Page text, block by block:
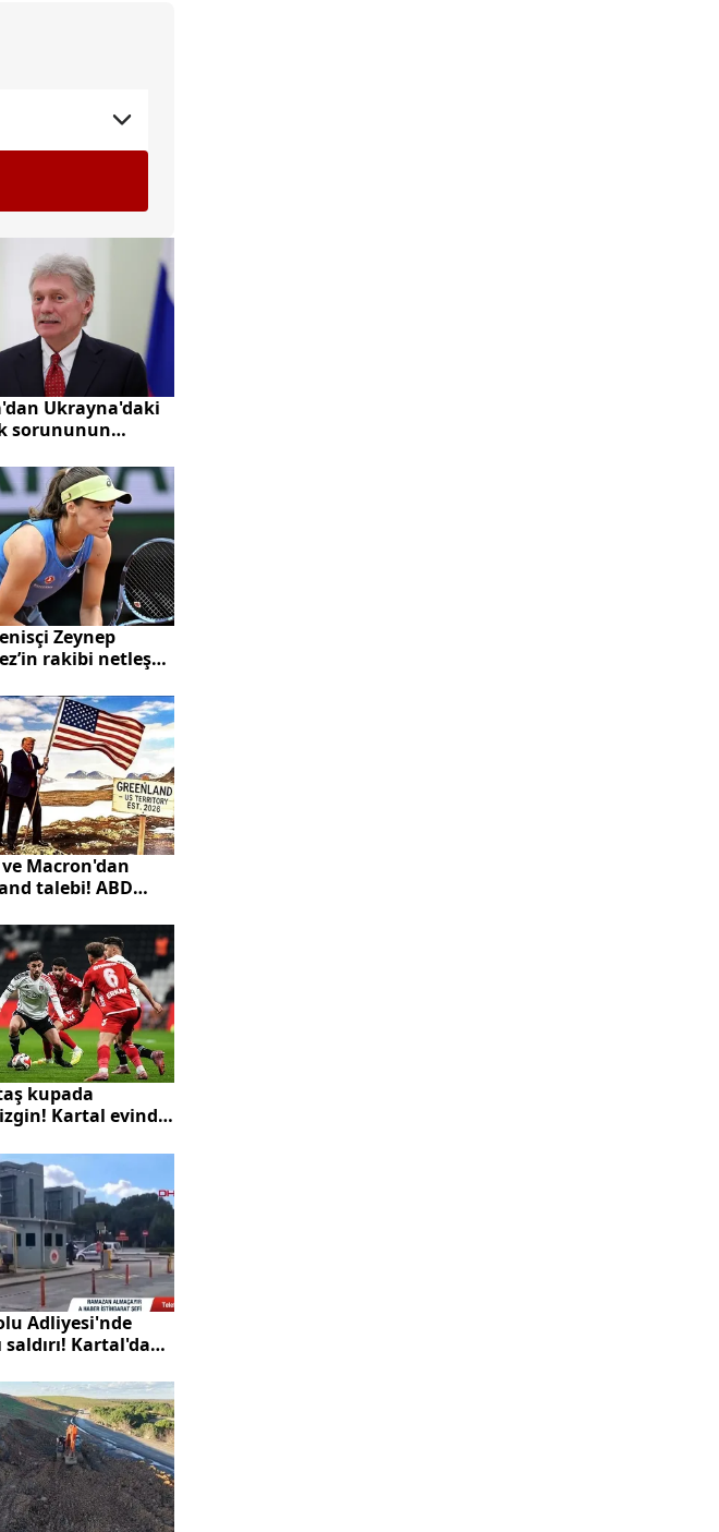
Ukrayna'daki
sorununun
Zeynep
rakibi netleşti!
oynanacak
Macron'dan
talebi! ABD
kupada
Kartal evinde
Adliyesi'nde
saldırı! Kartal'da
yaraladı